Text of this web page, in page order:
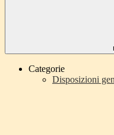
Categorie
Disposizioni